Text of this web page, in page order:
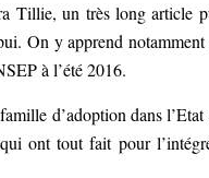
Tillie, un très long article
On y apprend
à l’été 2016.
d’adoption dans
ont tout fait pour